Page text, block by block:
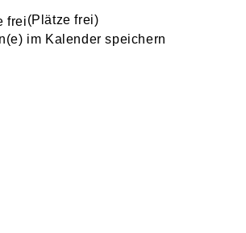
(Plätze frei)
im Kalender speichern